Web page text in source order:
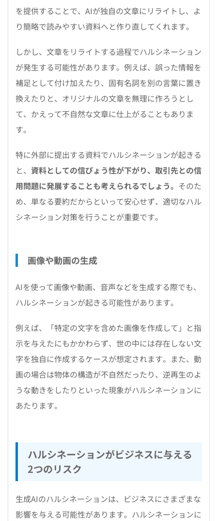
を提供することで、AIが独自の文章にリライトし、よ
り簡略で読みやすい資料へと作り直してくれます。
しかし、文章をリライトする過程でハルシネーション
が発生する可能性があります。例えば、誤った情報を
補足として付け加えたり、固有名詞を別の言葉に置き
換えたりと、オリジナルの文章を無理に作ろうとし
て、かえって不自然な文章に仕上がることもありま
す。
特に外部に提出する資料でハルシネーションが起きる
と、 資料としての信ぴょう性が下がり、取引先との信
用問題に発展することも考えられるでしょう。 そのた
め、単なる要約だからといって安心せず、適切なハル
シネーション対策を行うことが重要です。
画像や動画の生成
AIを使って画像や動画、音声などを生成する際でも、
ハルシネーションが起きる可能性があります。
例えば、「特定の文字を含めた画像を作成して」と指
示を与えたにもかかわらず、世の中には存在しない文
字を独自に作成するケースが想定されます。また、動
画の場合は物体の構造が不自然だったり、逆再生のよ
うな動きをしたりといった現象がハルシネーションに
あたります。
ハルシネーションがビジネスに与える
2つのリスク
生成AIのハルシネーションは、ビジネスにさまざまな
影響を与える可能性があります。ハルシネーションに